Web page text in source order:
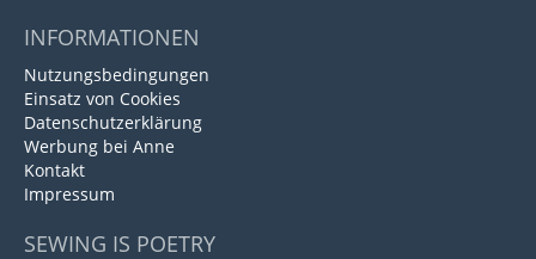
INFORMATIONEN
Nutzungsbedingungen
Einsatz von Cookies
Datenschutzerklärung
Werbung bei Anne
Kontakt
Impressum
SEWING IS POETRY